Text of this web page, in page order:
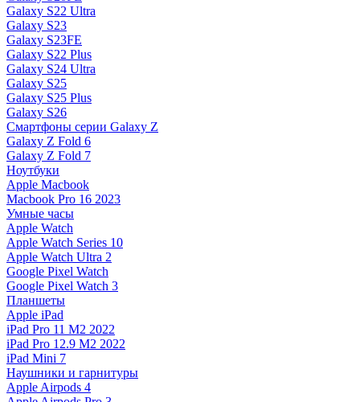
Galaxy S22 Ultra
Galaxy S23
Galaxy S23FE
Galaxy S22 Plus
Galaxy S24 Ultra
Galaxy S25
Galaxy S25 Plus
Galaxy S26
Смартфоны серии Galaxy Z
Galaxy Z Fold 6
Galaxy Z Fold 7
Ноутбуки
Apple Macbook
Macbook Pro 16 2023
Умные часы
Apple Watch
Apple Watch Series 10
Apple Watch Ultra 2
Google Pixel Watch
Google Pixel Watch 3
Планшеты
Apple iPad
iPad Pro 11 M2 2022
iPad Pro 12.9 M2 2022
iPad Mini 7
Наушники и гарнитуры
Apple Airpods 4